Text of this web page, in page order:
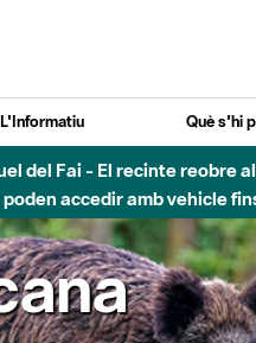
L'Informatiu Què s'hi
del Fai - El recinte
accedir amb vehicle